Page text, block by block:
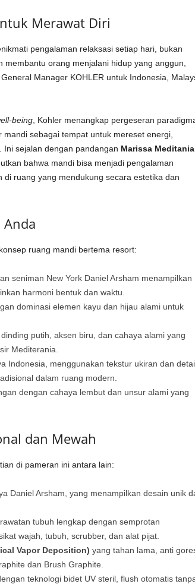
Merawat Diri
pengalaman relaksasi setiap hari, bukan
orang menjalani hidup yang anggun,
Manager KOHLER untuk Indonesia,
being, Kohler menangkap pergeseran
sebagai tempat untuk mereset energi,
sejalan dengan pandangan Marissa Meditania
bahwa mandi bisa menjadi pengalaman
ruang yang mendukung secara estetika dan
ruang mandi bertema resort:
seniman New York Daniel Arsham menampilkan
harmoni bentuk dan waktu.
dominasi elemen kayu dan hijau alami untuk
putih, aksen biru, dan cahaya alami yang
Mediterania.
Indonesia, menggunakan tekstur ukiran dan
dalam ruang modern.
dengan cahaya lembut dan unsur alami yang
dan Mewah
di pameran ini antara lain:
Daniel Arsham, yang menampilkan desain unik
tubuh lengkap dengan semprotan
wajah, tubuh, scrubber, dan alat pijat.
Vapor Deposition) yang tahan lama, anti
dan Brush Graphite.
teknologi bidet UV steril, flush otomatis